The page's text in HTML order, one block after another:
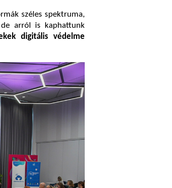
széles spektruma,
de arról is kaphattunk
digitális védelme